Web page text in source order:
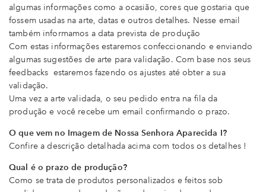
algumas informações como a ocasião, cores que gostaria que
fossem usadas na arte, datas e outros detalhes. Nesse email
também informamos a data prevista de produção
Com estas informações estaremos confeccionando e enviando
algumas sugestões de arte para validação. Com base nos seus
feedbacks estaremos fazendo os ajustes até obter a sua
validação.
Uma vez a arte validada, o seu pedido entra na fila da
produção e você recebe um email confirmando o prazo.
O que vem no Imagem de Nossa Senhora Aparecida I?
Confire a descrição detalhada acima com todos os detalhes !
Qual é o prazo de produção?
Como se trata de produtos personalizados e feitos sob